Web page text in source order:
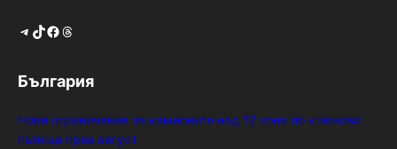
Telegram TikTok Facebook Threads
България
Нови ограничения за камионите над 12 тона по ключови
пътища през август